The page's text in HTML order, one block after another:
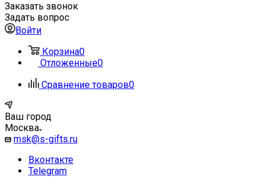
Заказать звонок
Задать вопрос
Войти
Корзина0
Отложенные0
Сравнение товаров0
Ваш город
Москва
msk@s-gifts.ru
Вконтакте
Telegram